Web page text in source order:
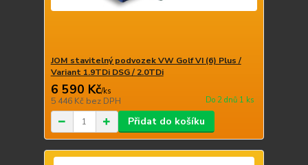
JOM stavitelný podvozek VW Golf VI (6) Plus /
Variant 1.9TDi DSG / 2.0TDi
6 590 Kč/ks
5 446 Kč bez DPH Do 2 dnů 1 ks
Přidat do košíku